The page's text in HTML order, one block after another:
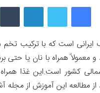
فیسبوک توییتر لینکداین
ایرانی است که با ترکیب
و معمولاً همراه با نان یا
کشور است.این غذا
مطالعه این آموزش از مجله